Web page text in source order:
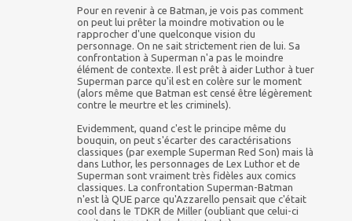
Pour en revenir à ce Batman, je vois pas comment
on peut lui prêter la moindre motivation ou le
rapprocher d'une quelconque vision du
personnage. On ne sait strictement rien de lui. Sa
confrontation à Superman n'a pas le moindre
élément de contexte. Il est prêt à aider Luthor à tuer
Superman parce qu'il est en colère sur le moment
(alors même que Batman est censé être légèrement
contre le meurtre et les criminels).
Evidemment, quand c'est le principe même du
bouquin, on peut s'écarter des caractérisations
classiques (par exemple Superman Red Son) mais là
dans Luthor, les personnages de Lex Luthor et de
Superman sont vraiment très fidèles aux comics
classiques. La confrontation Superman-Batman
n'est là QUE parce qu'Azzarello pensait que c'était
cool dans le TDKR de Miller (oubliant que celui-ci